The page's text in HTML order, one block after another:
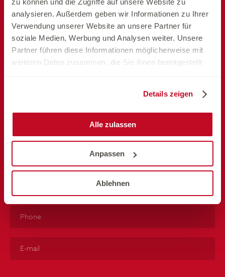
zu können und die Zugriffe auf unsere Website zu
analysieren. Außerdem geben wir Informationen zu Ihrer
Verwendung unserer Website an unsere Partner für
soziale Medien, Werbung und Analysen weiter. Unsere
Partner führen diese Informationen möglicherweise mit
weiteren Daten zusammen, die Sie ihnen bereitgestellt
Details zeigen
Alle zulassen
Anpassen
Ablehnen
SETUP